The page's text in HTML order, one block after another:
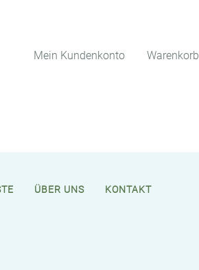
Mein Kundenkonto Warenkorb
ÜBER UNS KONTAKT